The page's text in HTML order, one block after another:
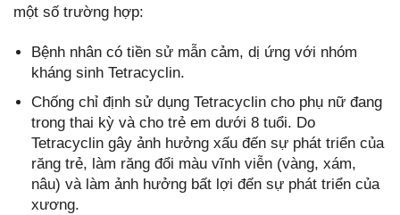
một số trường hợp:
Bệnh nhân có tiền sử mẫn cảm, dị ứng với nhóm
kháng sinh Tetracyclin.
Chống chỉ định sử dụng Tetracyclin cho phụ nữ đang
trong thai kỳ và cho trẻ em dưới 8 tuổi. Do
Tetracyclin gây ảnh hưởng xấu đến sự phát triển của
răng trẻ, làm răng đổi màu vĩnh viễn (vàng, xám,
nâu) và làm ảnh hưởng bất lợi đến sự phát triển của
xương.